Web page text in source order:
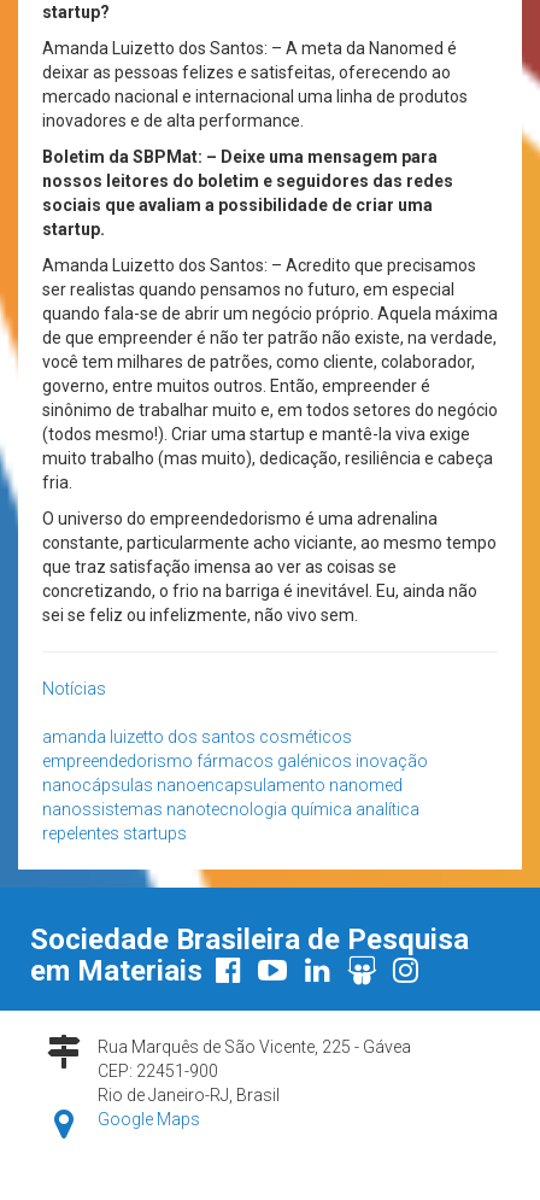
startup?
Amanda Luizetto dos Santos: – A meta da Nanomed é
deixar as pessoas felizes e satisfeitas, oferecendo ao
mercado nacional e internacional uma linha de produtos
inovadores e de alta performance.
Boletim da SBPMat: – Deixe uma mensagem para
nossos leitores do boletim e seguidores das redes
sociais que avaliam a possibilidade de criar uma
startup.
Amanda Luizetto dos Santos: – Acredito que precisamos
ser realistas quando pensamos no futuro, em especial
quando fala-se de abrir um negócio próprio. Aquela máxima
de que empreender é não ter patrão não existe, na verdade,
você tem milhares de patrões, como cliente, colaborador,
governo, entre muitos outros. Então, empreender é
sinônimo de trabalhar muito e, em todos setores do negócio
(todos mesmo!). Criar uma startup e mantê-la viva exige
muito trabalho (mas muito), dedicação, resiliência e cabeça
fria.
O universo do empreendedorismo é uma adrenalina
constante, particularmente acho viciante, ao mesmo tempo
que traz satisfação imensa ao ver as coisas se
concretizando, o frio na barriga é inevitável. Eu, ainda não
sei se feliz ou infelizmente, não vivo sem.
Notícias
amanda luizetto dos santos cosméticos
empreendedorismo fármacos galénicos inovação
nanocápsulas nanoencapsulamento nanomed
nanossistemas nanotecnologia química analítica
repelentes startups
Sociedade Brasileira de Pesquisa
em Materiais
Rua Marquês de São Vicente, 225 - Gávea
CEP: 22451-900
Rio de Janeiro-RJ, Brasil
Google Maps